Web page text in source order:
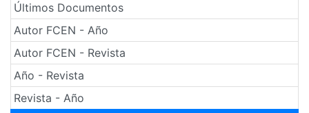
Últimos Documentos
Autor FCEN - Año
Autor FCEN - Revista
Año - Revista
Revista - Año